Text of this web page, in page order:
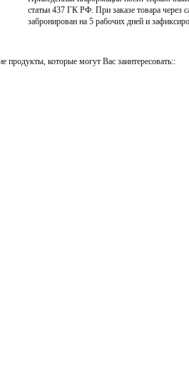
статьи 437 ГК РФ. При заказе товара через
забронирован на 5 рабочих дней и
продукты, которые могут Вас заинтересовать::